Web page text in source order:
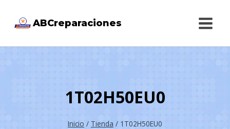
ABCreparaciones
1T02H50EU0
Inicio / Tienda / 1T02H50EU0